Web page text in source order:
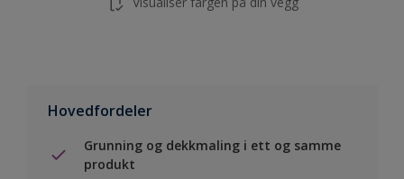
Hovedfordeler
Grunning og dekkmaling i ett og samme
produkt